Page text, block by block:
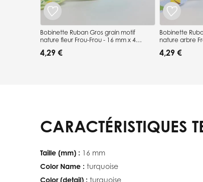
Bobinette Ruban Gros grain motif
nature fleur Frou-Frou - 16 mm x 4
4,29 €
Bobinette
nature arbre
4,29 €
CARACTÉRISTIQUES
Taille (mm) : 16 mm
Color Name : turquoise
Color (detail) : turquoise